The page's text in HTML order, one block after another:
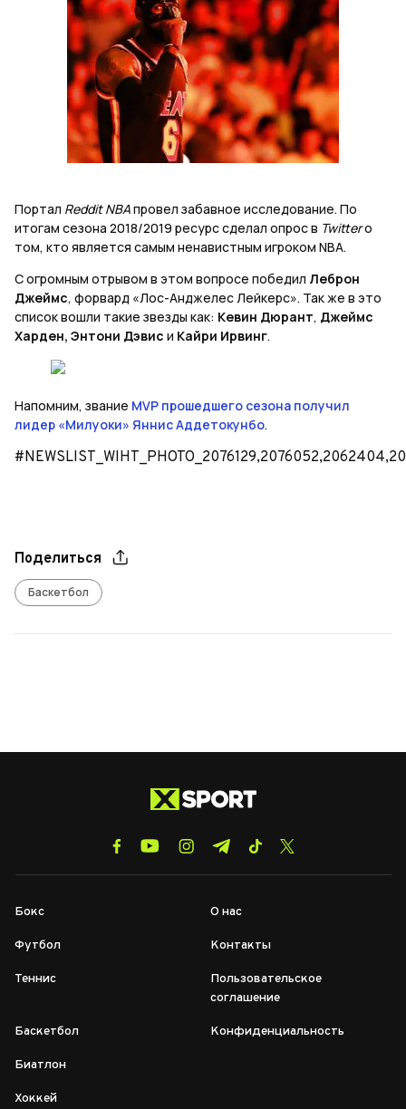
Портал Reddit NBAпровел забавное исследование. По
итогам сезона 2018/2019 ресурс сделал опрос в Twitterо
том, кто является самым ненавистным игроком NBA.
С огромным отрывом в этом вопросе победил Леброн
Джеймс, форвард «Лос-Анджелес Лейкерс». Так же в это
список вошли такие звезды как: Кевин Дюрант, Джеймс
Харден, Энтони Дэвис и Кайри Ирвинг.
Напомним, звание MVP прошедшего сезона получил
лидер «Милуоки» Яннис Аддетокунбо.
Поделиться
Баскетбол
Бокс
Футбол
Теннис
Баскетбол
Биатлон
Хоккей
О нас
Контакты
Пользовательское
соглашение
Конфиденциальность